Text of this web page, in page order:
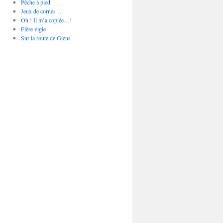
Pêche à pied
Jeux de cornes …
Oh ! Il m’a copiée…!
Fière vigie
Sur la route de Giens